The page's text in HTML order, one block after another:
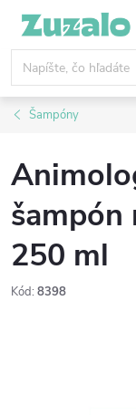
Prejsť
obsah
Šampóny
šampón
250 ml
Kód: 8398